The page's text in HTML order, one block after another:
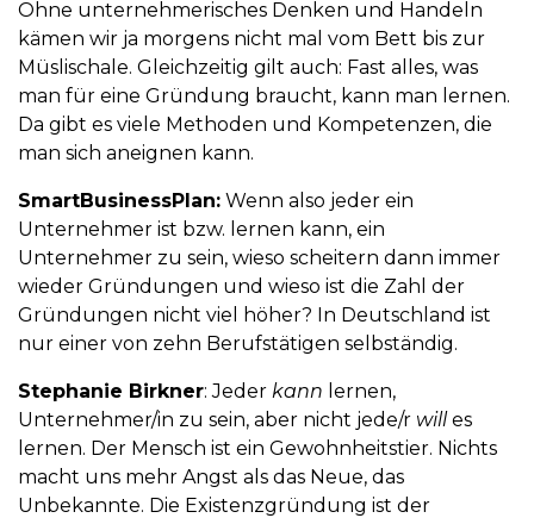
Ohne unternehmerisches Denken und Handeln
kämen wir ja morgens nicht mal vom Bett bis zur
Müslischale. Gleichzeitig gilt auch: Fast alles, was
man für eine Gründung braucht, kann man lernen.
Da gibt es viele Methoden und Kompetenzen, die
man sich aneignen kann.
SmartBusinessPlan: Wenn also jeder ein
Unternehmer ist bzw. lernen kann, ein
Unternehmer zu sein, wieso scheitern dann immer
wieder Gründungen und wieso ist die Zahl der
Gründungen nicht viel höher? In Deutschland ist
nur einer von zehn Berufstätigen selbständig.
Stephanie Birkner: Jeder kann lernen,
Unternehmer/in zu sein, aber nicht jede/r willes
lernen. Der Mensch ist ein Gewohnheitstier. Nichts
macht uns mehr Angst als das Neue, das
Unbekannte. Die Existenzgründung ist der